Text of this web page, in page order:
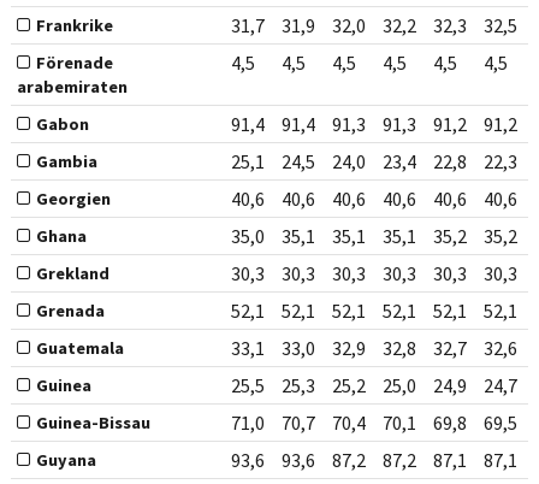
Frankrike 31,7 31,9 32,0 32,2 32,3 32,5
Förenade
arabemiraten
4,5 4,5 4,5 4,5 4,5 4,5
Gabon 91,4 91,4 91,3 91,3 91,2 91,2
Gambia 25,1 24,5 24,0 23,4 22,8 22,3
Georgien 40,6 40,6 40,6 40,6 40,6 40,6
Ghana 35,0 35,1 35,1 35,1 35,2 35,2
Grekland 30,3 30,3 30,3 30,3 30,3 30,3
Grenada 52,1 52,1 52,1 52,1 52,1 52,1
Guatemala 33,1 33,0 32,9 32,8 32,7 32,6
Guinea 25,5 25,3 25,2 25,0 24,9 24,7
Guinea-Bissau 71,0 70,7 70,4 70,1 69,8 69,5
Guyana 93,6 93,6 87,2 87,2 87,1 87,1